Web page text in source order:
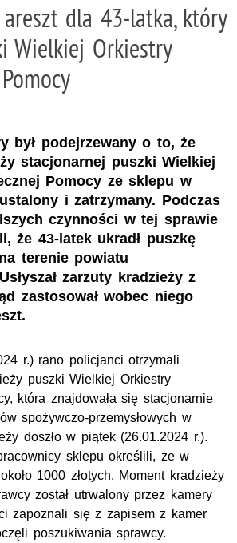
areszt dla 43-latka, który
Wielkiej Orkiestry
był podejrzewany o to, że
stacjonarnej puszki Wielkiej
Pomocy ze sklepu w
i zatrzymany. Podczas
czynności w tej sprawie
że 43-latek ukradł puszkę
terenie powiatu
zarzuty kradzieży z
zastosował wobec niego
r.) rano policjanci otrzymali
puszki Wielkiej Orkiestry
która znajdowała się stacjonarnie
spożywczo-przemysłowych w
doszło w piątek (26.01.2024 r.).
sklepu określili, że w
1000 złotych. Moment kradzieży
został utrwalony przez kamery
zapoznali się z zapisem z kamer
poszukiwania sprawcy.